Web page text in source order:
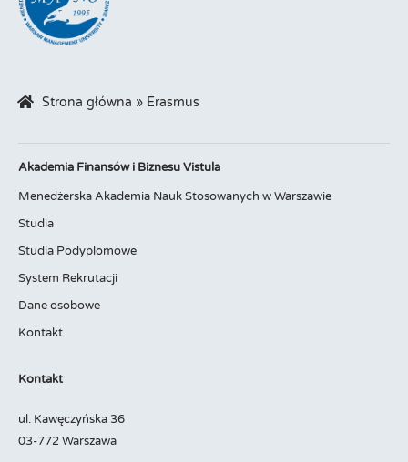
Strona główna » Erasmus
Akademia Finansów i Biznesu Vistula
Menedżerska Akademia Nauk Stosowanych w Warszawie
Studia
Studia Podyplomowe
System Rekrutacji
Dane osobowe
Kontakt
Kontakt
ul. Kawęczyńska 36
03-772 Warszawa